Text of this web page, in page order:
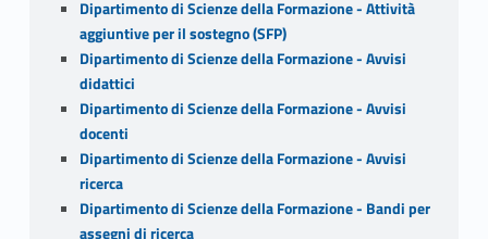
Dipartimento di Scienze della Formazione - Attività
aggiuntive per il sostegno (SFP)
Dipartimento di Scienze della Formazione - Avvisi
didattici
Dipartimento di Scienze della Formazione - Avvisi
docenti
Dipartimento di Scienze della Formazione - Avvisi
ricerca
Dipartimento di Scienze della Formazione - Bandi per
assegni di ricerca